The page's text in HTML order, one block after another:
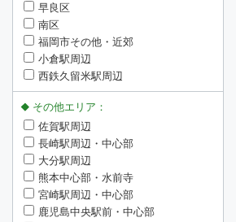
早良区
南区
福岡市その他・近郊
小倉駅周辺
西鉄久留米駅周辺
その他エリア：
佐賀駅周辺
長崎駅周辺・中心部
大分駅周辺
熊本中心部・水前寺
宮崎駅周辺・中心部
鹿児島中央駅前・中心部